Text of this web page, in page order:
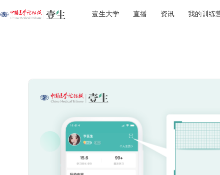
壹生大学 直播 资讯 我的训练